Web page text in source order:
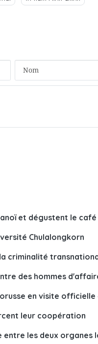
et dégustent le
Chulalongkorn
criminalité
des hommes
en visite officielle
leur coopération
les deux organes